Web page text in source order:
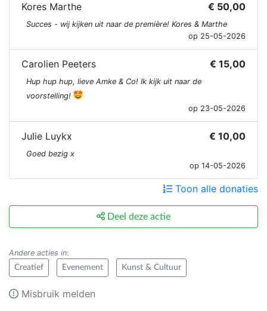
Kores Marthe € 50,00
Succes - wij kijken uit naar de première! Kores & Marthe
op 25-05-2026
Carolien Peeters € 15,00
Hup hup hup, lieve Amke & Co! Ik kijk uit naar de
voorstelling!
op 23-05-2026
Julie Luykx € 10,00
Goed bezig x
op 14-05-2026
Toon alle donaties
Deel deze actie
Andere acties in:
Creatief Evenement Kunst & Cultuur
Misbruik melden